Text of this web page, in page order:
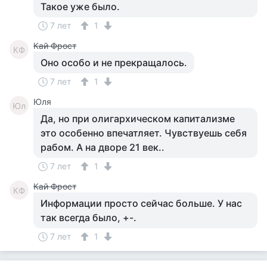
Такое уже было.
7 лет 1
КФ Кай Фрост
Оно особо и не прекращалось.
7 лет 1
Юл Юля
Да, но при олигархическом капитализме
это особенно впечатляет. Чувствуешь себя
рабом. А на дворе 21 век..
7 лет 1
КФ Кай Фрост
Информации просто сейчас больше. У нас
так всегда было, +-.
7 лет 1